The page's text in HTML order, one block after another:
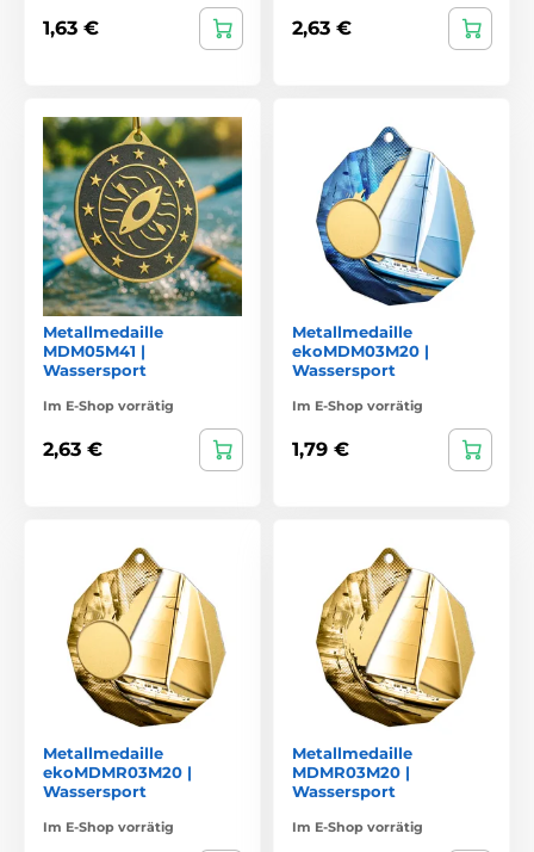
1,63 € 2,63 €
Metallmedaille
MDM05M41 |
Wassersport
Im E-Shop vorrätig
2,63 €
Metallmedaille
ekoMDM03M20 |
Wassersport
Im E-Shop vorrätig
1,79 €
Metallmedaille
ekoMDMR03M20 |
Wassersport
Im E-Shop vorrätig
Metallmedaille
MDMR03M20 |
Wassersport
Im E-Shop vorrätig